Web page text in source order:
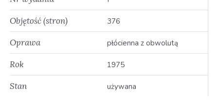
Objętość (stron) 376
Oprawa płócienna z obwolutą
Rok 1975
Stan używana